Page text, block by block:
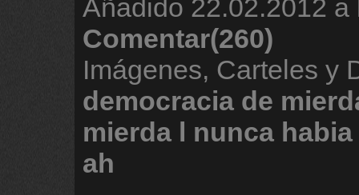
Añadido 22.02.2012 a
Comentar(260)
Imágenes, Carteles y
democracia de
mierda l nunca habia
ah